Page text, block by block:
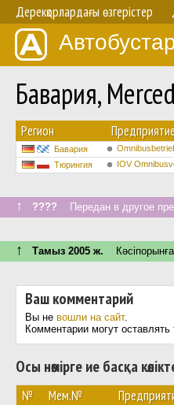
Дерекқорлардағы өзгерістер
Бавария,
Регион
Бавария
Тюрингия IOV
↑ ???? Передан в другое
↑ Тамыз 2005 ж. Кәсіпорынға
Ваш комментарий
Вы не вошли на сайт.
Комментарии могут
Осы нөмірге ие басқа
№ Мем.№